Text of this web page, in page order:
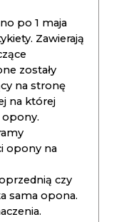
po 1 maja
Zawierają
zostały
na stronę
na której
opony.
opony na
czy
sama opona.